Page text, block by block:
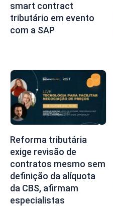
smart contract
tributário em evento
com a SAP
Reforma tributária
exige revisão de
contratos mesmo sem
definição da alíquota
da CBS, afirmam
especialistas